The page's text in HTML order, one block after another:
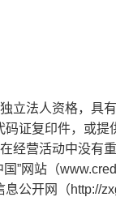
立法人资格，具
证复印件，或提
经营活动中没有
”网站（
公开网（http://